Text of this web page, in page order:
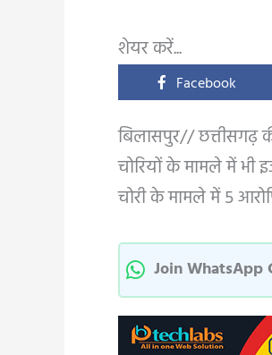
शेयर करें...
Facebook
बिलासपुर// छत्तीसगढ़
चोरियों के मामले में भी
चोरी के मामले में 5
Join WhatsApp